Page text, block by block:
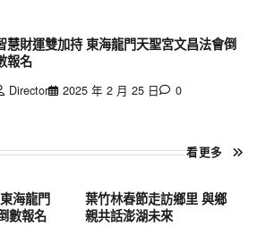
慧財運雙加持 東海龍門天聖宮文昌法會倒
報名
Director 2025 年 2 月 25 日 0
看更多
海龍門
數報名
葉竹林春節走訪鄉里 與鄉
親共話澎湖未來